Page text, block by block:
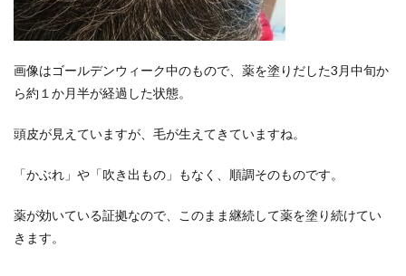
画像はゴールデンウィーク中のもので、薬を塗りだした3月中旬か
ら約１か月半が経過した状態。
頭皮が見えていますが、毛が生えてきていますね。
「かぶれ」や「吹き出もの」もなく、順調そのものです。
薬が効いている証拠なので、このまま継続して薬を塗り続けてい
きます。